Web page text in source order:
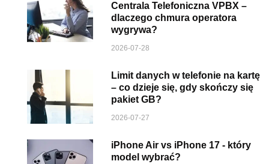
Centrala Telefoniczna VPBX –
dlaczego chmura operatora
wygrywa?
2026-07-28
Limit danych w telefonie na kartę
– co dzieje się, gdy skończy się
pakiet GB?
2026-07-27
iPhone Air vs iPhone 17 - który
model wybrać?